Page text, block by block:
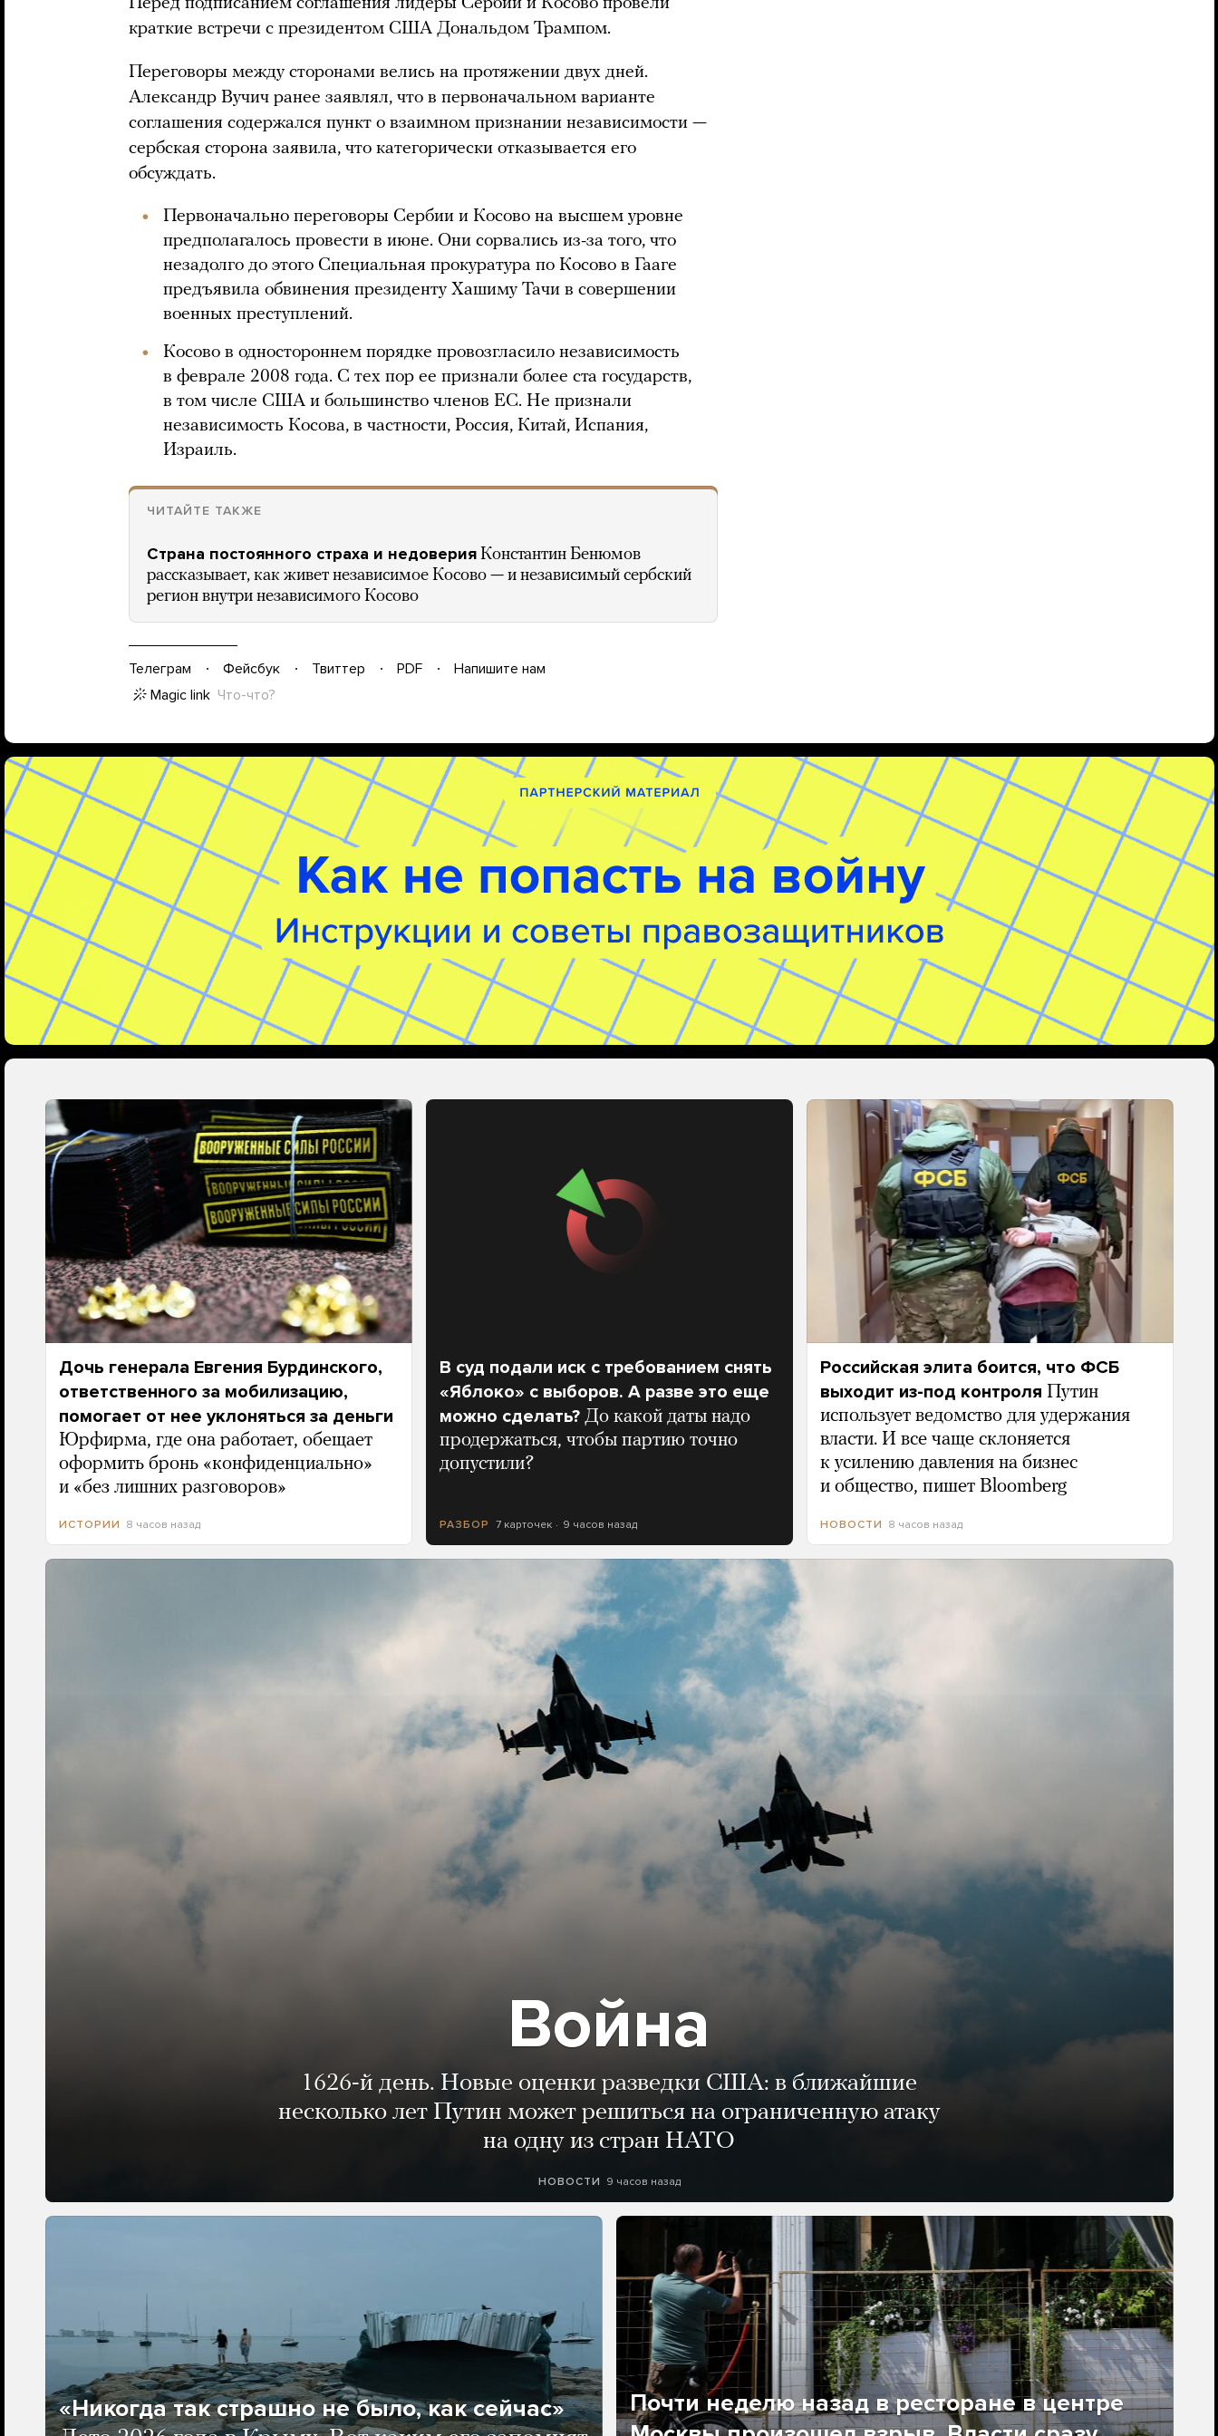
Перед подписанием соглашения лидеры Сербии и Косово провели
краткие встречи с президентом США Дональдом Трампом.
Переговоры между сторонами велись на протяжении двух дней.
Александр Вучич ранее заявлял, что в первоначальном варианте
соглашения содержался пункт о взаимном признании независимости —
сербская сторона заявила, что категорически отказывается его
обсуждать.
Первоначально переговоры Сербии и Косово на высшем уровне
предполагалось провести в июне. Они сорвались из-за того, что
незадолго до этого Специальная прокуратура по Косово в Гааге
предъявила обвинения президенту Хашиму Тачи в совершении
военных преступлений.
Косово в одностороннем порядке провозгласило независимость
в феврале 2008 года. С тех пор ее признали более ста государств,
в том числе США и большинство членов ЕС. Не признали
независимость Косова, в частности, Россия, Китай, Испания,
Израиль.
ЧИТАЙТЕ ТАКЖЕ
Страна постоянного страха и недоверия Константин Бенюмов
рассказывает, как живет независимое Косово — и независимый сербский
регион внутри независимого Косово
Телеграм Фейсбук Твиттер PDF
Напишите нам
Magic link Что-что?
Дочь генерала Евгения Бурдинского,
ответственного за мобилизацию,
помогает от нее уклоняться за деньги
Юрфирма, где она работает, обещает
оформить бронь «конфиденциально»
и «без лишних разговоров»
ИСТОРИИ 8 часов назад
В суд подали иск с требованием снять
«Яблоко» с выборов. А разве это еще
можно сделать? До какой даты надо
продержаться, чтобы партию точно
допустили?
РАЗБОР 7 карточек 9 часов назад
Российская элита боится, что ФСБ
выходит из-под контроля Путин
использует ведомство для удержания
власти. И все чаще склоняется
к усилению давления на бизнес
и общество, пишет Bloomberg
НОВОСТИ 8 часов назад
Война
1626-й день. Новые оценки разведки США: в ближайшие
несколько лет Путин может решиться на ограниченную атаку
на одну из стран НАТО
НОВОСТИ 9 часов назад
«Никогда так страшно не было, как сейчас»
Почти неделю назад в ресторане в центре